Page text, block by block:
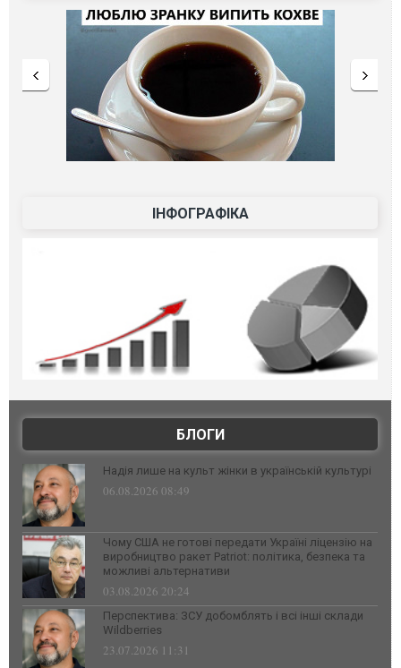
ІНФОГРАФІКА
БЛОГИ
Надія лише на культ жінки в українській культурі
06.08.2026 08:49
Чому США не готові передати Україні ліцензію на
виробництво ракет Patriot: політика, безпека та
можливі альтернативи
03.08.2026 20:24
Перспектива: ЗСУ добомблять і всі інші склади
Wildberries
23.07.2026 11:31